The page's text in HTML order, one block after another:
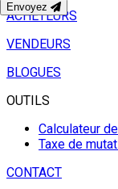
ACHETEURS
VENDEURS
BLOGUES
OUTILS
Calculateur
Taxe de
CONTACT
Envoyez